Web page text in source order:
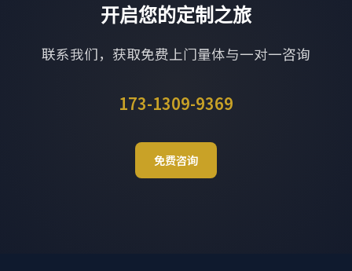
开启您的定制之旅
联系我们，获取免费上门量体与一对一咨询
173-1309-9369
免费咨询